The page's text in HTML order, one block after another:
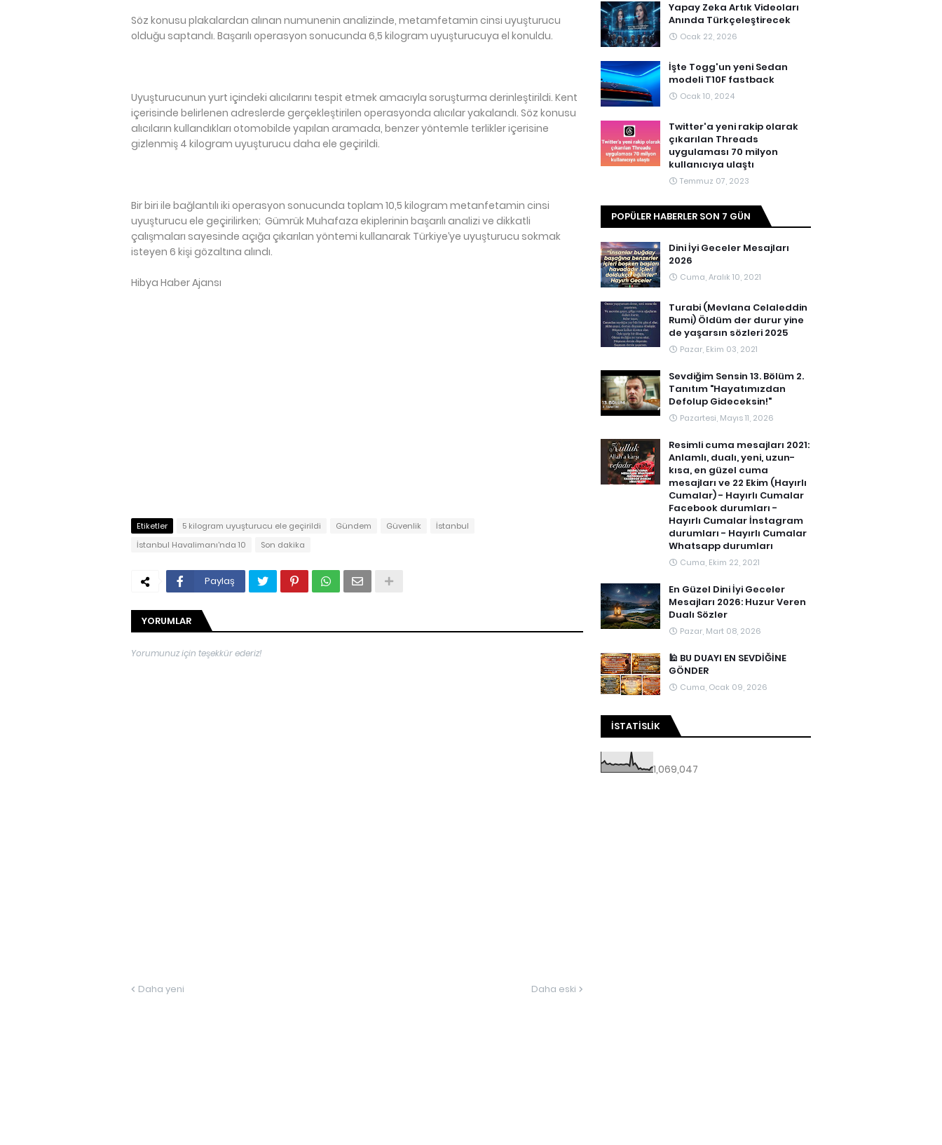
Söz konusu plakalardan alınan numunenin analizinde, metamfetamin cinsi uyuşturucu
olduğu saptandı. Başarılı operasyon sonucunda 6,5 kilogram uyuşturucuya el konuldu.
Uyuşturucunun yurt içindeki alıcılarını tespit etmek amacıyla soruşturma derinleştirildi. Kent
içerisinde belirlenen adreslerde gerçekleştirilen operasyonda alıcılar yakalandı. Söz konusu
alıcıların kullandıkları otomobilde yapılan aramada, benzer yöntemle terlikler içerisine
gizlenmiş 4 kilogram uyuşturucu daha ele geçirildi.
Bir biri ile bağlantılı iki operasyon sonucunda toplam 10,5 kilogram metanfetamin cinsi
uyuşturucu ele geçirilirken; Gümrük Muhafaza ekiplerinin başarılı analizi ve dikkatli
çalışmaları sayesinde açığa çıkarılan yöntemi kullanarak Türkiye’ye uyuşturucu sokmak
isteyen 6 kişi gözaltına alındı.
Hibya Haber Ajansı
Etiketler 5 kilogram uyuşturucu ele geçirildi Gündem Güvenlik
İstanbul
İstanbul Havalimanı'nda 10
Son dakika
Paylaş
YORUMLAR
Yorumunuz için teşekkür ederiz!
Daha yeni Daha eski
Yapay Zeka Artık Videoları
Anında Türkçeleştirecek
Ocak 22, 2026
İşte Togg'un yeni Sedan
modeli T10F fastback
Ocak 10, 2024
Twitter'a yeni rakip olarak
çıkarılan Threads
uygulaması 70 milyon
kullanıcıya ulaştı
Temmuz 07, 2023
POPÜLER HABERLER SON 7 GÜN
Dini İyi Geceler Mesajları
2026
Cuma, Aralık 10, 2021
Turabi (Mevlana Celaleddin
Rumi) Öldüm der durur yine
de yaşarsın sözleri 2025
Pazar, Ekim 03, 2021
Sevdiğim Sensin 13. Bölüm 2.
Tanıtım "Hayatımızdan
Defolup Gideceksin!"
Pazartesi, Mayıs 11, 2026
Resimli cuma mesajları 2021:
Anlamlı, dualı, yeni, uzun-
kısa, en güzel cuma
mesajları ve 22 Ekim (Hayırlı
Cumalar) - Hayırlı Cumalar
Facebook durumları -
Hayırlı Cumalar İnstagram
durumları - Hayırlı Cumalar
Whatsapp durumları
Cuma, Ekim 22, 2021
En Güzel Dini İyi Geceler
Mesajları 2026: Huzur Veren
Dualı Sözler
Pazar, Mart 08, 2026
🕌 BU DUAYI EN SEVDİĞİNE
GÖNDER
Cuma, Ocak 09, 2026
İSTATISLIK
1,069,047